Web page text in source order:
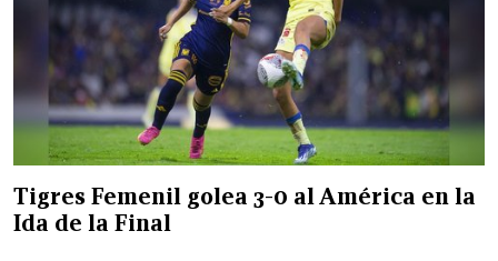
Tigres Femenil golea 3-0 al América en la
Ida de la Final